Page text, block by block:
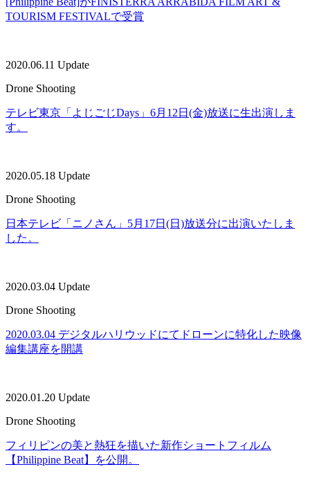
TOURISM FESTIVALで受賞
2020.06.11 Update
Drone Shooting
テレビ東京「よじごじDays」6月12日(金)放送に生出演しま
す。
2020.05.18 Update
Drone Shooting
日本テレビ「ニノさん」5月17日(日)放送分に出演いたしま
した。
2020.03.04 Update
Drone Shooting
2020.03.04 デジタルハリウッドにてドローンに特化した映像
編集講座を開講
2020.01.20 Update
Drone Shooting
フィリピンの美と熱狂を描いた新作ショートフィルム
【Philippine Beat】を公開。